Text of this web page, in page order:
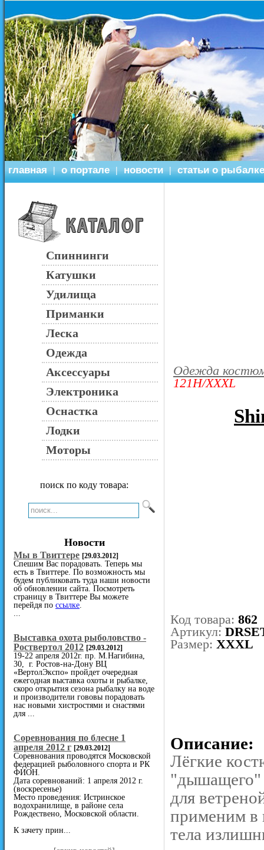
главная | о портале | новости | статьи о рыбалке
Спиннинги
Катушки
Удилища
Приманки
Леска
Одежда
Аксессуары
Электроника
Оснастка
Лодки
Моторы
поиск по коду товара:
Новости
Мы в Твиттере [29.03.2012]
Спешим Вас порадовать. Теперь мы
есть в Твиттере. По возможность мы
будем публиковать туда наши новости
об обновлении сайта. Посмотреть
страницу в Твиттере Вы можете
перейдя по ссылке
Выставка охота рыболовство -
Роствертол 2012 [29.03.2012]
19-22 апреля 2012г. пр. М.Нагибина,
30, г. Ростов-на-Дону ВЦ
«ВертолЭкспо» пройдет очередная
ежегодная выставка охоты и рыбалке,
скоро открытия сезона рыбалку на воде
и производители гововы порадовать
нас новыми хистростями и снастями
для ...
Cоревнования по блесне 1
апреля 2012 г [29.03.2012]
Соревнования проводятся Московской
федерацией рыболовного спорта и РК
ФИОН.
Дата соревнований: 1 апреля 2012 г.
(воскресенье)
Место проведения: Истринское
водохранилище, в районе села
Рождествено, Московской области.
К зачету прин...
Одежда
121H/XXXL
Код товара: 862
Артикул:
Размер: XXXL
Описание:
Лёгкие
"дышащего"
для
применим в
тела